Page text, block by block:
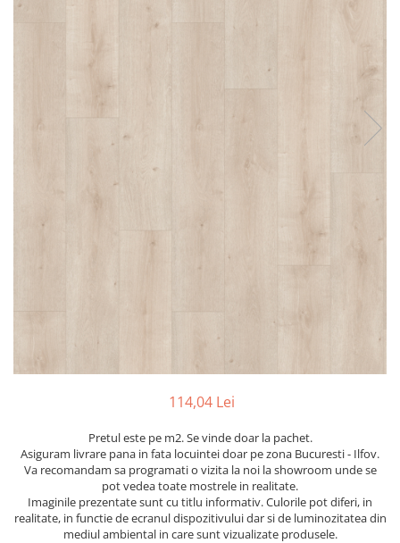
River 12 mm
Woodstock PRO 8mm
Woodstock XL 10mm
Woodstock XL 8mm
Finsa - Laminat
Finfloor XL 10mm
Amazone 10 mm
Herringbone 8 mm
Mammut 12 mm
Progress 10 mm
Robusto 12 mm
114,04 Lei
Pretul este pe m2. Se vinde doar la pachet.
Asiguram livrare pana in fata locuintei doar pe zona Bucuresti - Ilfov.
Va recomandam sa programati o vizita la noi la showroom unde se
pot vedea toate mostrele in realitate.
Imaginile prezentate sunt cu titlu informativ. Culorile pot diferi, in
realitate, in functie de ecranul dispozitivului dar si de luminozitatea din
mediul ambiental in care sunt vizualizate produsele.